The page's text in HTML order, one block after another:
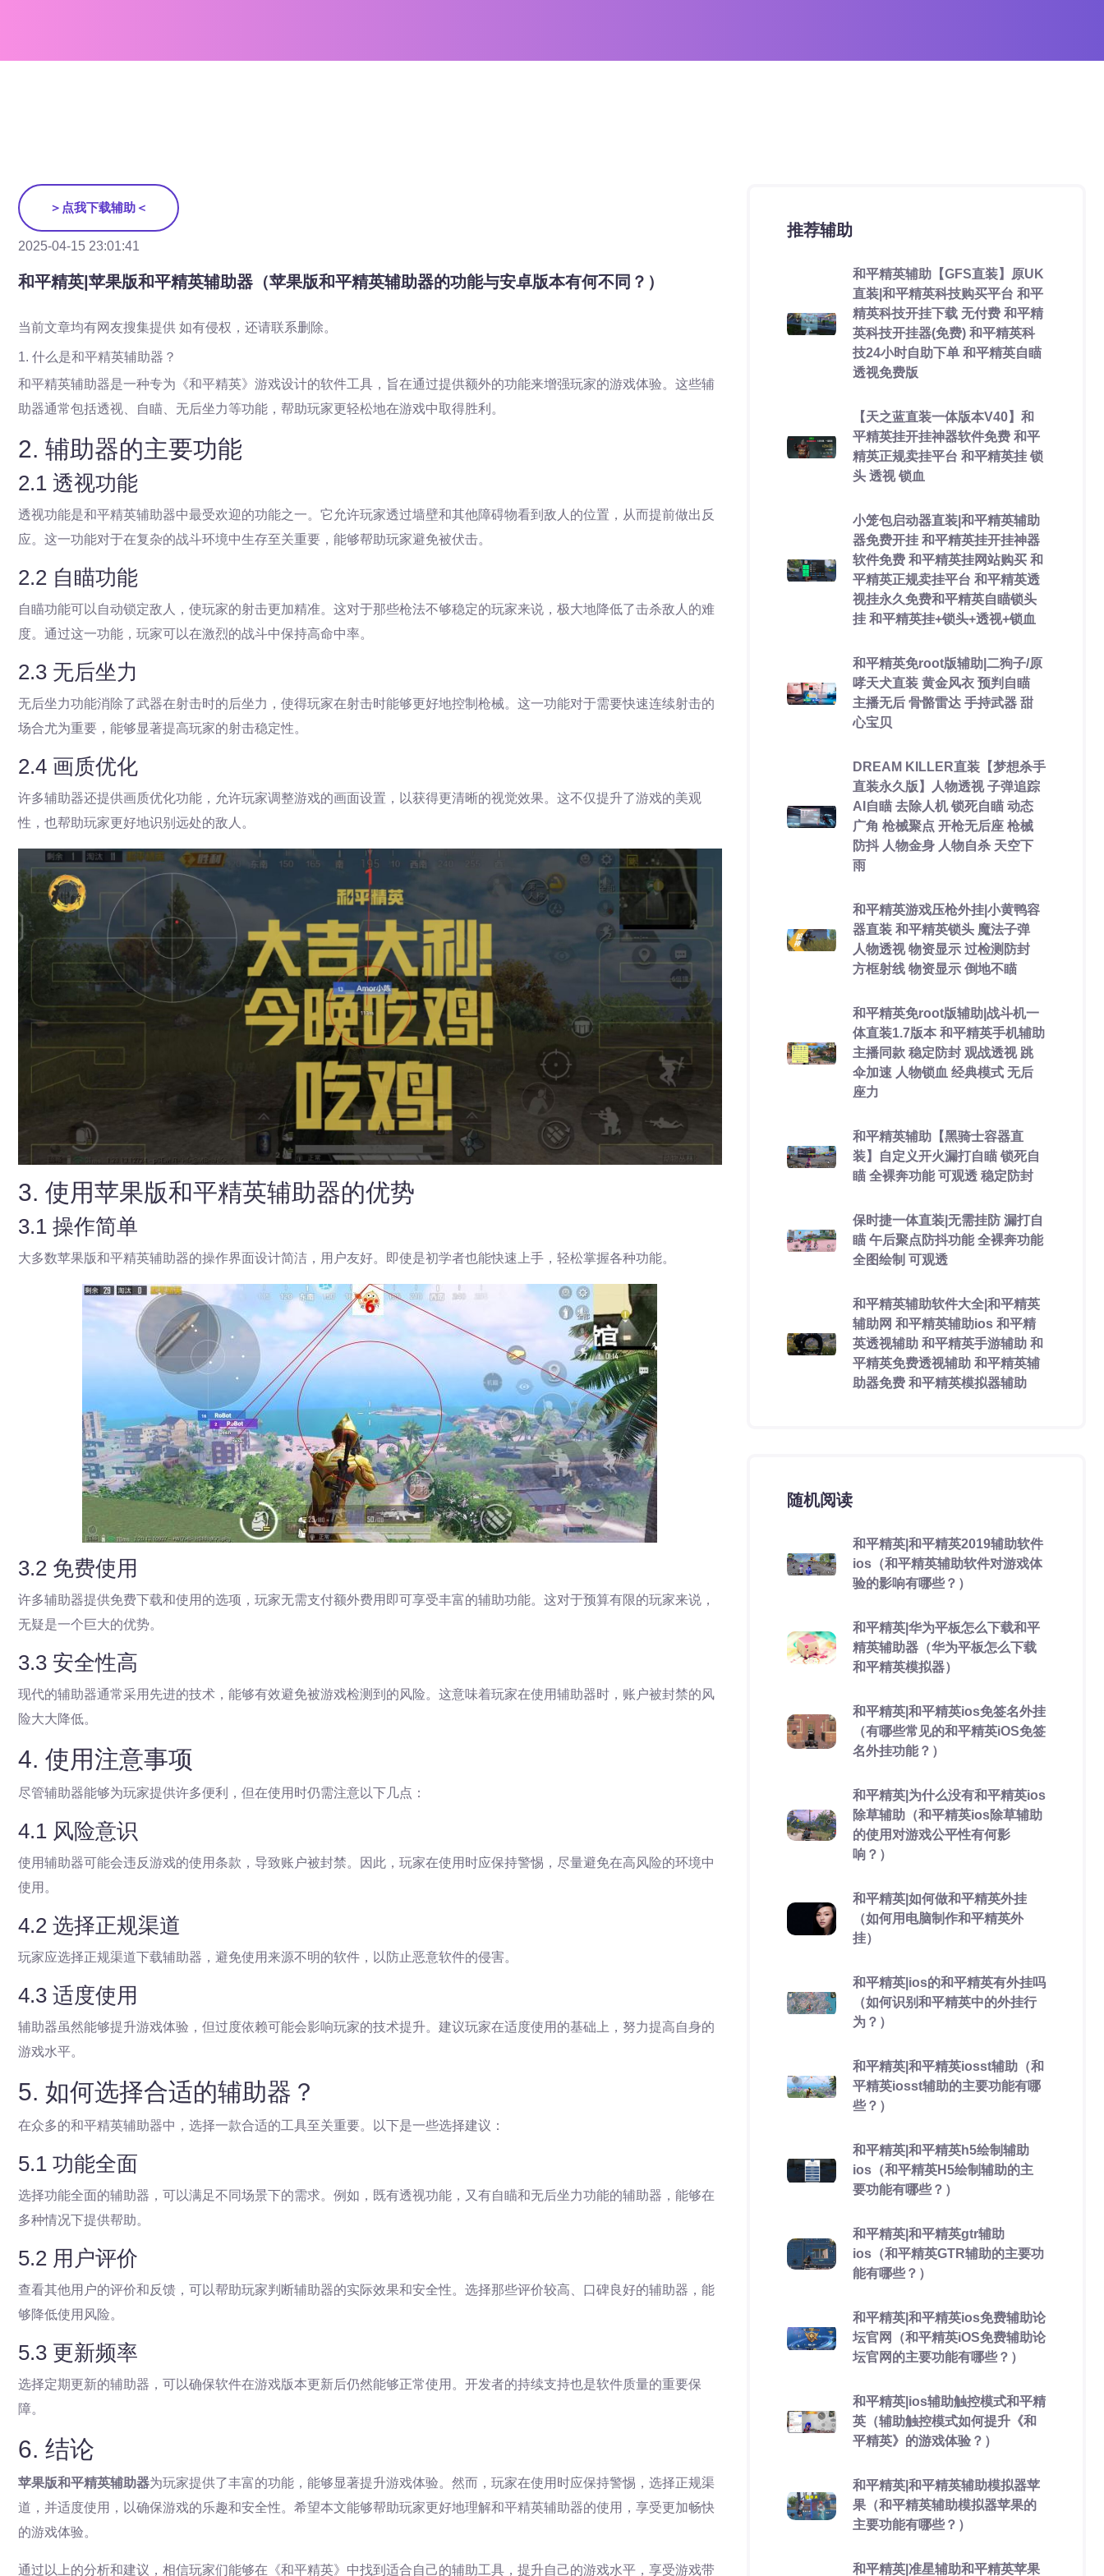
＞点我下载辅助＜
2025-04-15 23:01:41
和平精英|苹果版和平精英辅助器（苹果版和平精英辅助器的功能与安卓版本有何不同？）
当前文章均有网友搜集提供 如有侵权，还请联系删除。
1. 什么是和平精英辅助器？
和平精英辅助器是一种专为《和平精英》游戏设计的软件工具，旨在通过提供额外的功能来增强玩家的游戏体验。这些辅
助器通常包括透视、自瞄、无后坐力等功能，帮助玩家更轻松地在游戏中取得胜利。
2. 辅助器的主要功能
2.1 透视功能
透视功能是和平精英辅助器中最受欢迎的功能之一。它允许玩家透过墙壁和其他障碍物看到敌人的位置，从而提前做出反
应。这一功能对于在复杂的战斗环境中生存至关重要，能够帮助玩家避免被伏击。
2.2 自瞄功能
自瞄功能可以自动锁定敌人，使玩家的射击更加精准。这对于那些枪法不够稳定的玩家来说，极大地降低了击杀敌人的难
度。通过这一功能，玩家可以在激烈的战斗中保持高命中率。
2.3 无后坐力
无后坐力功能消除了武器在射击时的后坐力，使得玩家在射击时能够更好地控制枪械。这一功能对于需要快速连续射击的
场合尤为重要，能够显著提高玩家的射击稳定性。
2.4 画质优化
许多辅助器还提供画质优化功能，允许玩家调整游戏的画面设置，以获得更清晰的视觉效果。这不仅提升了游戏的美观
性，也帮助玩家更好地识别远处的敌人。
3. 使用苹果版和平精英辅助器的优势
3.1 操作简单
大多数苹果版和平精英辅助器的操作界面设计简洁，用户友好。即使是初学者也能快速上手，轻松掌握各种功能。
3.2 免费使用
许多辅助器提供免费下载和使用的选项，玩家无需支付额外费用即可享受丰富的辅助功能。这对于预算有限的玩家来说，
无疑是一个巨大的优势。
3.3 安全性高
现代的辅助器通常采用先进的技术，能够有效避免被游戏检测到的风险。这意味着玩家在使用辅助器时，账户被封禁的风
险大大降低。
4. 使用注意事项
尽管辅助器能够为玩家提供许多便利，但在使用时仍需注意以下几点：
4.1 风险意识
使用辅助器可能会违反游戏的使用条款，导致账户被封禁。因此，玩家在使用时应保持警惕，尽量避免在高风险的环境中
使用。
4.2 选择正规渠道
玩家应选择正规渠道下载辅助器，避免使用来源不明的软件，以防止恶意软件的侵害。
4.3 适度使用
辅助器虽然能够提升游戏体验，但过度依赖可能会影响玩家的技术提升。建议玩家在适度使用的基础上，努力提高自身的
游戏水平。
5. 如何选择合适的辅助器？
在众多的和平精英辅助器中，选择一款合适的工具至关重要。以下是一些选择建议：
5.1 功能全面
选择功能全面的辅助器，可以满足不同场景下的需求。例如，既有透视功能，又有自瞄和无后坐力功能的辅助器，能够在
多种情况下提供帮助。
5.2 用户评价
查看其他用户的评价和反馈，可以帮助玩家判断辅助器的实际效果和安全性。选择那些评价较高、口碑良好的辅助器，能
够降低使用风险。
5.3 更新频率
选择定期更新的辅助器，可以确保软件在游戏版本更新后仍然能够正常使用。开发者的持续支持也是软件质量的重要保
障。
6. 结论
苹果版和平精英辅助器为玩家提供了丰富的功能，能够显著提升游戏体验。然而，玩家在使用时应保持警惕，选择正规渠
道，并适度使用，以确保游戏的乐趣和安全性。希望本文能够帮助玩家更好地理解和平精英辅助器的使用，享受更加畅快
的游戏体验。
通过以上的分析和建议，相信玩家们能够在《和平精英》中找到适合自己的辅助工具，提升自己的游戏水平，享受游戏带
推荐辅助
和平精英辅助【GFS直装】原UK
直装|和平精英科技购买平台 和平
精英科技开挂下载 无付费 和平精
英科技开挂器(免费) 和平精英科
技24小时自助下单 和平精英自瞄
透视免费版
【天之蓝直装一体版本V40】和
平精英挂开挂神器软件免费 和平
精英正规卖挂平台 和平精英挂 锁
头 透视 锁血
小笼包启动器直装|和平精英辅助
器免费开挂 和平精英挂开挂神器
软件免费 和平精英挂网站购买 和
平精英正规卖挂平台 和平精英透
视挂永久免费和平精英自瞄锁头
挂 和平精英挂+锁头+透视+锁血
和平精英免root版辅助|二狗子/原
哮天犬直装 黄金风衣 预判自瞄
主播无后 骨骼雷达 手持武器 甜
心宝贝
DREAM KILLER直装【梦想杀手
直装永久版】人物透视 子弹追踪
AI自瞄 去除人机 锁死自瞄 动态
广角 枪械聚点 开枪无后座 枪械
防抖 人物金身 人物自杀 天空下
雨
和平精英游戏压枪外挂|小黄鸭容
器直装 和平精英锁头 魔法子弹
人物透视 物资显示 过检测防封
方框射线 物资显示 倒地不瞄
和平精英免root版辅助|战斗机一
体直装1.7版本 和平精英手机辅助
主播同款 稳定防封 观战透视 跳
伞加速 人物锁血 经典模式 无后
座力
和平精英辅助【黑骑士容器直
装】自定义开火漏打自瞄 锁死自
瞄 全裸奔功能 可观透 稳定防封
保时捷一体直装|无需挂防 漏打自
瞄 午后聚点防抖功能 全裸奔功能
全图绘制 可观透
和平精英辅助软件大全|和平精英
辅助网 和平精英辅助ios 和平精
英透视辅助 和平精英手游辅助 和
平精英免费透视辅助 和平精英辅
助器免费 和平精英模拟器辅助
随机阅读
和平精英|和平精英2019辅助软件
ios（和平精英辅助软件对游戏体
验的影响有哪些？）
和平精英|华为平板怎么下载和平
精英辅助器（华为平板怎么下载
和平精英模拟器）
和平精英|和平精英ios免签名外挂
（有哪些常见的和平精英iOS免签
名外挂功能？）
和平精英|为什么没有和平精英ios
除草辅助（和平精英ios除草辅助
的使用对游戏公平性有何影
响？）
和平精英|如何做和平精英外挂
（如何用电脑制作和平精英外
挂）
和平精英|ios的和平精英有外挂吗
（如何识别和平精英中的外挂行
为？）
和平精英|和平精英iosst辅助（和
平精英iosst辅助的主要功能有哪
些？）
和平精英|和平精英h5绘制辅助
ios（和平精英H5绘制辅助的主
要功能有哪些？）
和平精英|和平精英gtr辅助
ios（和平精英GTR辅助的主要功
能有哪些？）
和平精英|和平精英ios免费辅助论
坛官网（和平精英iOS免费辅助论
坛官网的主要功能有哪些？）
和平精英|ios辅助触控模式和平精
英（辅助触控模式如何提升《和
平精英》的游戏体验？）
和平精英|和平精英辅助模拟器苹
果（和平精英辅助模拟器苹果的
主要功能有哪些？）
和平精英|准星辅助和平精英苹果